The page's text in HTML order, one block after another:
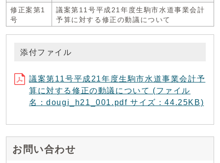
修正案第1
号
議案第11号平成21年度生駒市水道事業会計
予算に対する修正の動議について
添付ファイル
議案第11号平成21年度生駒市水道事業会計予
算に対する修正の動議について (ファイル
名：dougi_h21_001.pdf サイズ：44.25KB)
お問い合わせ